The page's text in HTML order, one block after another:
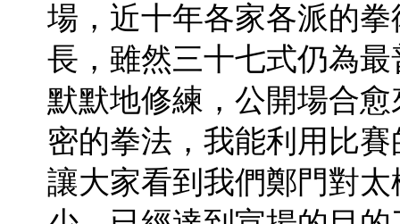
場，近十年各家各派的
長，雖然三十七式仍為
默默地修練，公開場合
密的拳法，我能利用比
讓大家看到我們鄭門對